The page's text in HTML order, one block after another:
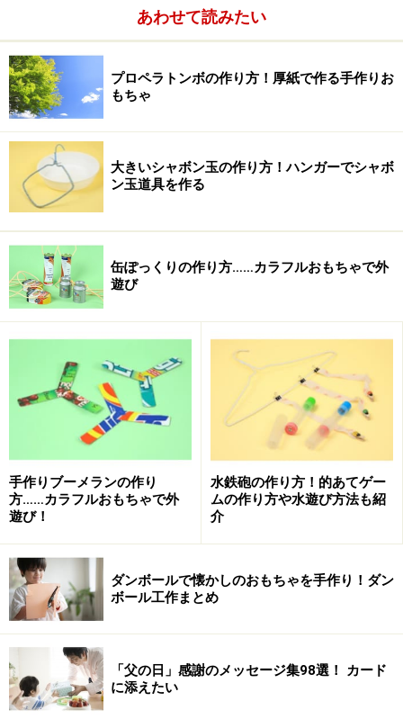
あわせて読みたい
プロペラトンボの作り方！厚紙で作る手作りお
もちゃ
大きいシャボン玉の作り方！ハンガーでシャボ
ン玉道具を作る
缶ぽっくりの作り方……カラフルおもちゃで外
遊び
手作りブーメランの作り
方……カラフルおもちゃで外
遊び！
水鉄砲の作り方！的あてゲー
ムの作り方や水遊び方法も紹
介
ダンボールで懐かしのおもちゃを手作り！ダン
ボール工作まとめ
「父の日」感謝のメッセージ集98選！ カード
に添えたい